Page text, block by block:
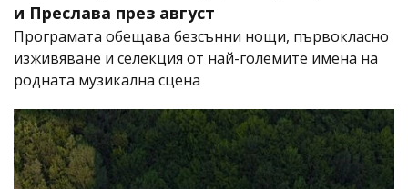
и Преслава през август
Програмата обещава безсънни нощи, първокласно
изживяване и селекция от най-големите имена на
родната музикална сцена